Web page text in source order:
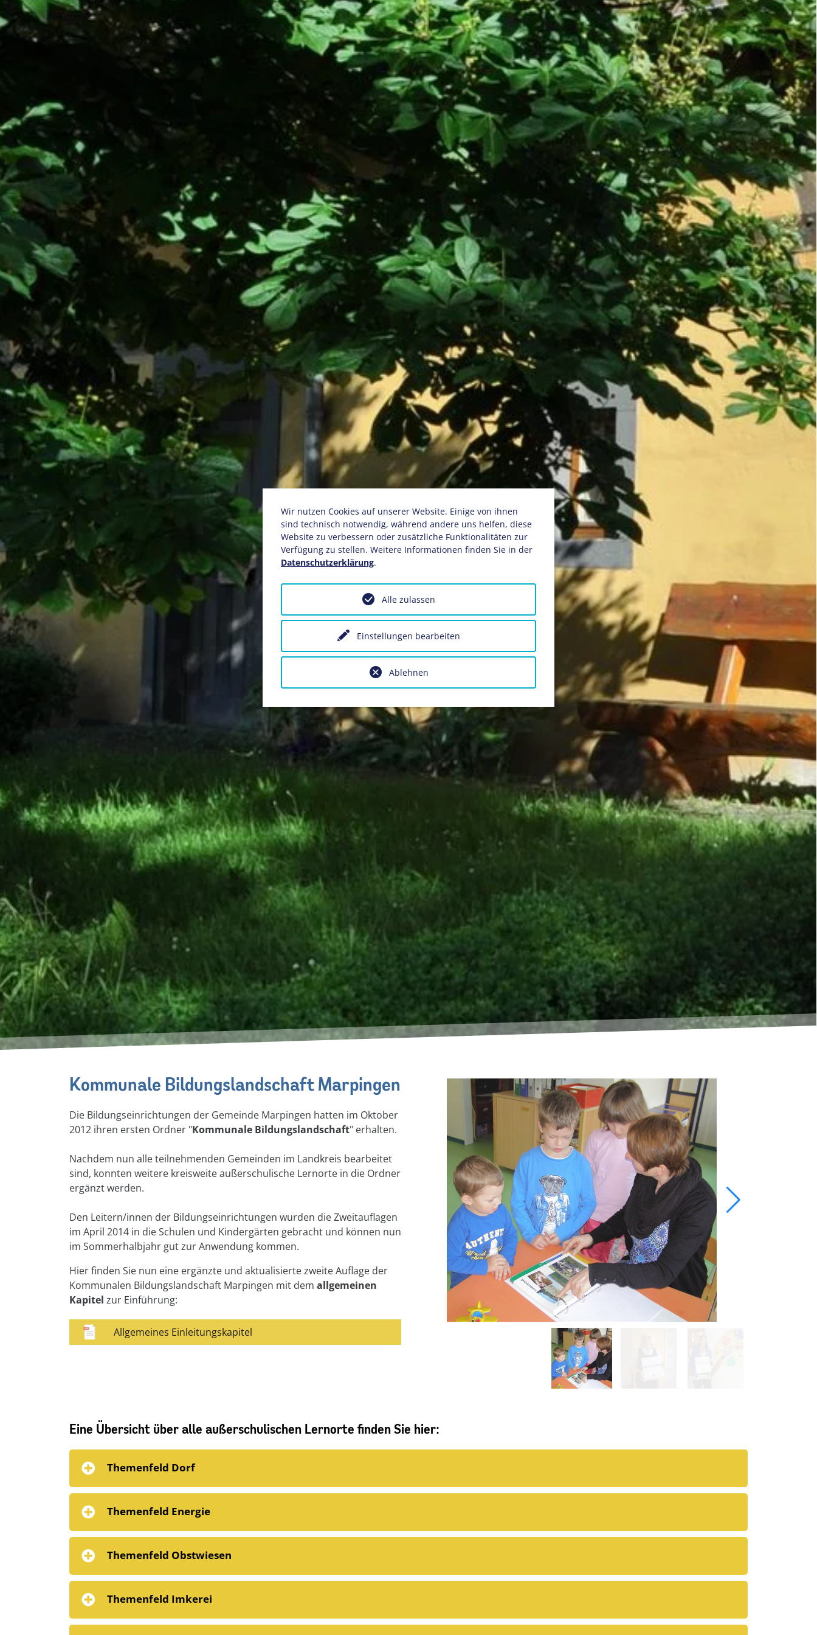
Kommunale Bildungslandschaft Marpingen
Die Bildungseinrichtungen der Gemeinde Marpingen hatten im Oktober
2012 ihren ersten Ordner "Kommunale Bildungslandschaft" erhalten.
Nachdem nun alle teilnehmenden Gemeinden im Landkreis bearbeitet
sind, konnten weitere kreisweite außerschulische Lernorte in die Ordner
ergänzt werden.
Den Leitern/innen der Bildungseinrichtungen wurden die Zweitauflagen
im April 2014 in die Schulen und Kindergärten gebracht und können nun
im Sommerhalbjahr gut zur Anwendung kommen.
Hier finden Sie nun eine ergänzte und aktualisierte zweite Auflage der
Kommunalen Bildungslandschaft Marpingen mit dem allgemeinen
Kapitel zur Einführung:
Allgemeines Einleitungskapitel
Eine Übersicht über alle außerschulischen Lernorte finden Sie hier:
Themenfeld Dorf
Themenfeld Energie
Themenfeld Obstwiesen
Themenfeld Imkerei
Wir nutzen Cookies auf unserer Website. Einige von ihnen
sind technisch notwendig, während andere uns helfen, diese
Website zu verbessern oder zusätzliche Funktionalitäten zur
Verfügung zu stellen. Weitere Informationen finden Sie in der
Datenschutzerklärung.
Einstellungen bearbeiten
Ablehnen
Alle zulassen